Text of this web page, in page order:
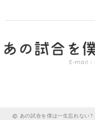
E-mail：
あの試合を僕は一生忘れない